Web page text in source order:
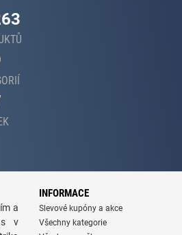
a
v
INFORMACE
Slevové kupóny a akce
Všechny kategorie